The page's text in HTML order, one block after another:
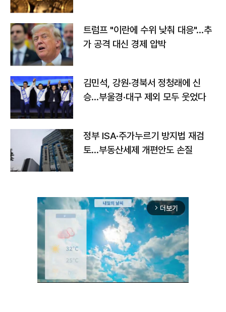
트럼프 "이란에 수위 낮춰 대응"…추
가 공격 대신 경제 압박
김민석, 강원·경북서 정청래에 신
승…부울경·대구 제외 모두 웃었다
정부 ISA·주가누르기 방지법 재검
토…부동산세제 개편안도 손질
arrow_forward_ios 더보기